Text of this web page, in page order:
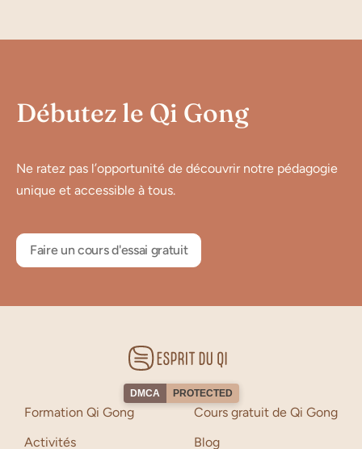
Débutez le Qi Gong
Ne ratez pas l’opportunité de découvrir notre pédagogie
unique et accessible à tous.
Faire un cours d'essai gratuit
DMCA PROTECTED
Formation Qi Gong
Cours gratuit de Qi Gong
Activités
Blog